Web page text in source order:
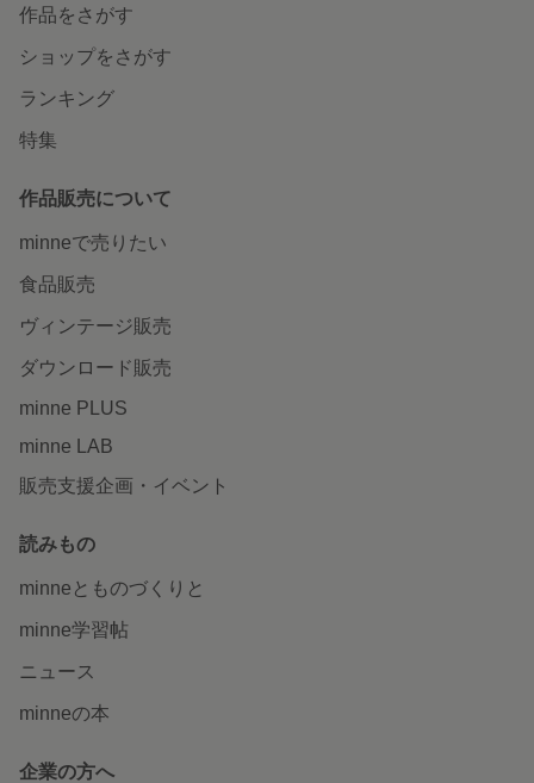
作品をさがす
ショップをさがす
ランキング
特集
作品販売について
minneで売りたい
食品販売
ヴィンテージ販売
ダウンロード販売
minne PLUS
minne LAB
販売支援企画・イベント
読みもの
minneとものづくりと
minne学習帖
ニュース
minneの本
企業の方へ